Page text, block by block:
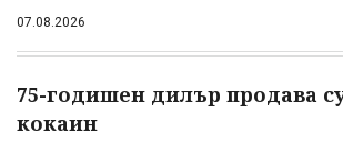
07.08.2026
75-годишен дилър продава
кокаин